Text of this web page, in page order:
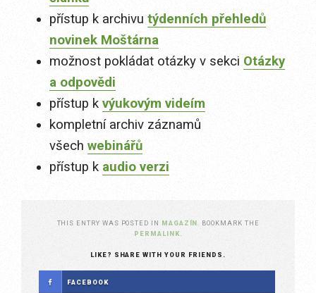
přístup k archivu týdenních přehledů
novinek Moštárna
možnost pokládat otázky v sekci Otázky
a odpovědi
přístup k výukovým videím
kompletní archiv záznamů
všech webinářů
přístup k audio verzi
THIS ENTRY WAS POSTED IN MAGAZÍN
. BOOKMARK THE
PERMALINK
LIKE? SHARE WITH YOUR FRIENDS.
FACEBOOK